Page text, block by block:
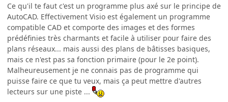
Ce qu'il te faut c'est un programme plus axé sur le principe de
AutoCAD. Effectivement Visio est également un programme
compatible CAD et comporte des images et des formes
prédéfinies très charmants et facile à utiliser pour faire des
plans réseaux... mais aussi des plans de bâtisses basiques,
mais ce n'est pas sa fonction primaire (pour le 2e point).
Malheureusement je ne connais pas de programme qui
puisse faire ce que tu veux, mais ça peut mettre d'autres
lecteurs sur une piste ...